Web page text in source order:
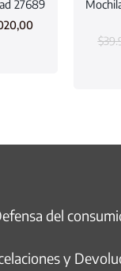
27689
$
del
y